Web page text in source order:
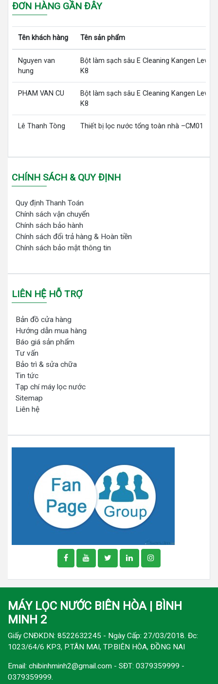
ĐƠN HÀNG GẦN ĐÂY
Tên khách hàng Tên sản phẩm
Nguyen van
hung
Bột làm sạch sâu E Cleaning Kangen
K8
PHAM VAN CU
Bột làm sạch sâu E Cleaning Kangen
K8
Lê Thanh Tòng Thiết bị lọc nước tổng toàn nhà –CM01
CHÍNH SÁCH & QUY ĐỊNH
Quy định Thanh Toán
Chính sách vận chuyển
Chính sách bảo hành
Chính sách đổi trả hàng & Hoàn tiền
Chính sách bảo mật thông tin
LIÊN HỆ HỖ TRỢ
Bản đồ cửa hàng
Hướng dẫn mua hàng
Báo giá sản phẩm
Tư vấn
Bảo trì & sửa chữa
Tin tức
Tạp chí máy lọc nước
Sitemap
Liên hệ
MÁY LỌC NƯỚC BIÊN HÒA | BÌNH
MINH 2
Giấy CNĐKDN: 8522632245 - Ngày Cấp: 27/03/2018. Đc:
1023/64/6 KP3, P.TÂN MAI, TP.BIÊN HÒA, ĐỒNG NAI
Email: chibinhminh2@gmail.com - SĐT: 0379359999 -
0379359999.